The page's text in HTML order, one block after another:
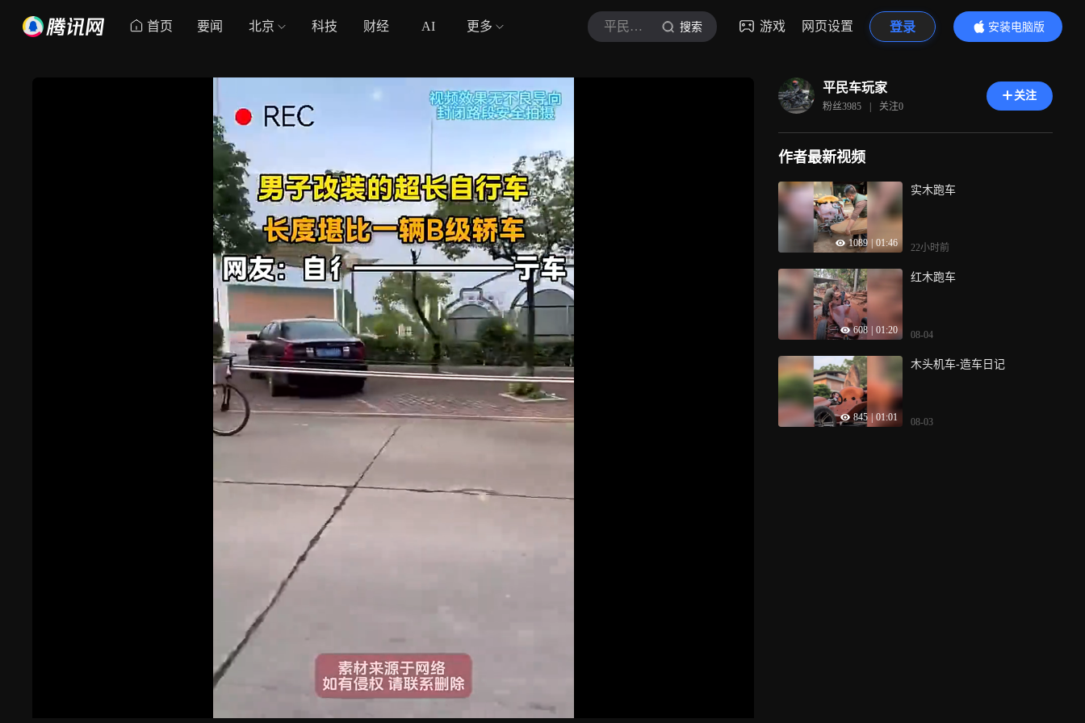
首页 要闻 北京 科技 财经 AI 更多 平民车玩家 搜索 游戏 网页设置 登录
安装电脑版
内容更精彩
平民车玩家
粉丝3985 | 关注0
关注
作者最新视频
1089 01:46
实木跑车
22小时前
608 01:20
红木跑车
08-04
845 | 01:01
木头机车-造车日记
08-03